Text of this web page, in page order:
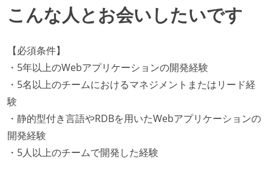
こんな人とお会いしたいです
【必須条件】
・5年以上のWebアプリケーションの開発経験
・5名以上のチームにおけるマネジメントまたはリード経
験
・静的型付き言語やRDBを用いたWebアプリケーションの
開発経験
・5人以上のチームで開発した経験